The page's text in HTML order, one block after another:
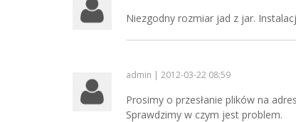
Niezgodny rozmiar jad z jar.
admin | 2012-03-22 08:59
Prosimy o przesłanie plików na adres
Sprawdzimy w czym jest problem.